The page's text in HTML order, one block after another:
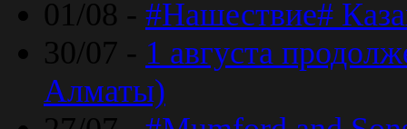
01/08 - #Нашествие#
30/07 - 1 августа
Алматы)